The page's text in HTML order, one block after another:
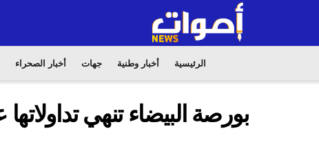
الرئيسية أخبار وطنية جهات أخبار الصحراء
بورصة البيضاء تنهي